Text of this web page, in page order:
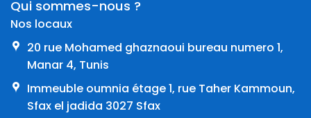
Qui sommes-nous ?
Nos locaux
20 rue Mohamed ghaznaoui bureau numero 1,
Manar 4, Tunis
Immeuble oumnia étage 1, rue Taher Kammoun,
Sfax el jadida 3027 Sfax